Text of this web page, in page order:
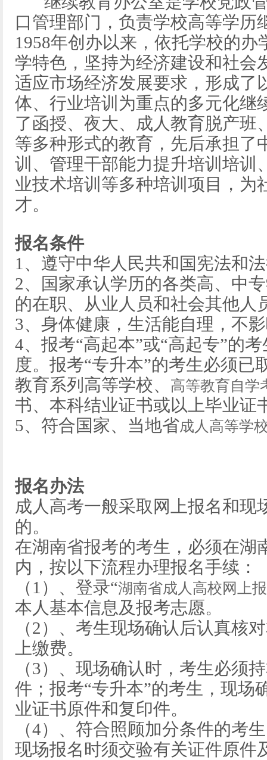
口管理部门，负责学校高等学历
1958年创办以来，依托学校的
学特色，坚持为经济建设和社会
适应市场经济发展要求，形成了
体、行业培训为重点的多元化继
了函授、夜大、成人教育脱产班
等多种形式的教育，先后承担了
训、管理干部能力提升培训培训
业技术培训等多种培训项目，为
才。
报名条件
1、遵守中华人民共和国宪法和
2、国家承认学历的各类高、中
的在职、从业人员和社会其他人
3、身体健康，生活能自理，不
4、报考“高起本”或“高起专”的
度。报考“专升本”的考生必须已
教育系列高等学校、
高等教育自学
书、本科结业证书或以上毕业证
5、符合国家、当地省成人高等学
报名办法
成人高考一般采取网上报名和现
的。
在湖南省报考的考生，必须在湖
内，按以下流程办理报名手续：
（1）、登录“湖南省成人高校网上
本人基本信息及报考志愿。
（2）、考生现场确认后认真核
上缴费。
（3）、现场确认时，考生必须
件；报考“专升本”的考生，现场
业证书原件和复印件。
（4）、符合照顾加分条件的考
现场报名时须交验有关证件原件